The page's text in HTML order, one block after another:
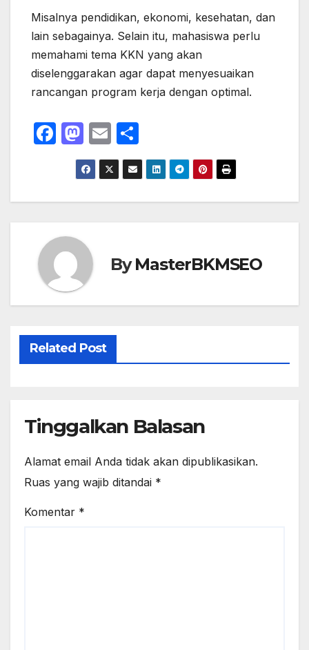
Misalnya pendidikan, ekonomi, kesehatan, dan
lain sebagainya. Selain itu, mahasiswa perlu
memahami tema KKN yang akan
diselenggarakan agar dapat menyesuaikan
rancangan program kerja dengan optimal.
F
e
o
o
k
M
a
st
o
o
n
E
m
ail
h
ar
e
ByMasterBKMSEO
Related Post
Tinggalkan Balasan
Alamat email Anda tidak akan dipublikasikan.
Ruas yang wajib ditandai *
Komentar *